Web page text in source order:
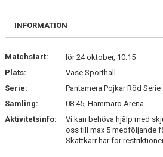
KALENDER
MATCHER
BILDGALLERI
INFORMATION
Matchstart:
lör 24 oktober, 10:15
Plats:
Väse Sporthall
Serie:
Pantamera Pojkar Röd
Samling:
08:45, Hammarö Arena
Aktivitetsinfo:
Vi kan behöva hjälp med
oss till max 5 medföljande
Skattkärr har för